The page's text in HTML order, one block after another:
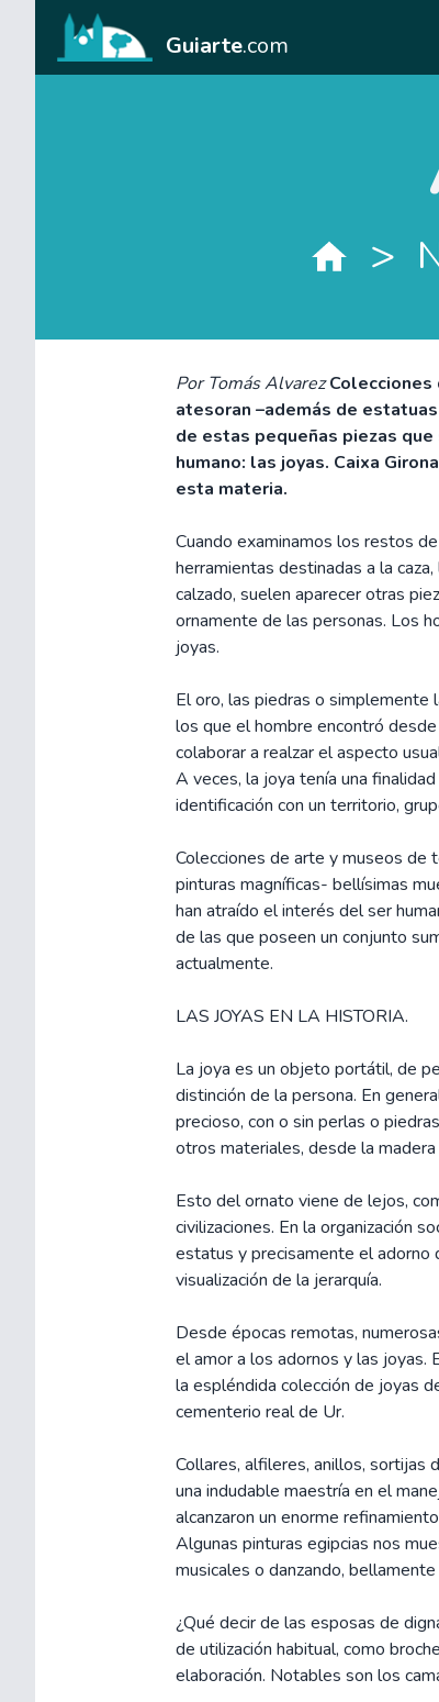
Guiarte.com
>
Por Tomás Alvarez
atesoran –además de
de estas pequeñas piezas
humano: las joyas. Caixa
esta materia.
Cuando examinamos los restos
herramientas destinadas a la
calzado, suelen aparecer otras
ornamente de las personas. Los
joyas.
El oro, las piedras o simplemente
los que el hombre encontró
colaborar a realzar el aspecto
A veces, la joya tenía una
identificación con un territorio,
Colecciones de arte y museos de
pinturas magníficas- bellísimas
han atraído el interés del ser
de las que poseen un conjunto
actualmente.
LAS JOYAS EN LA HISTORIA.
La joya es un objeto portátil, de
distinción de la persona. En
precioso, con o sin perlas o
otros materiales, desde la
Esto del ornato viene de lejos,
civilizaciones. En la organización
estatus y precisamente el adorno
visualización de la jerarquía.
Desde épocas remotas,
el amor a los adornos y las joyas.
la espléndida colección de joyas
cementerio real de Ur.
Collares, alfileres, anillos, sortijas
una indudable maestría en el
alcanzaron un enorme
Algunas pinturas egipcias nos
musicales o danzando, bellamente
¿Qué decir de las esposas de
de utilización habitual, como
elaboración. Notables son los